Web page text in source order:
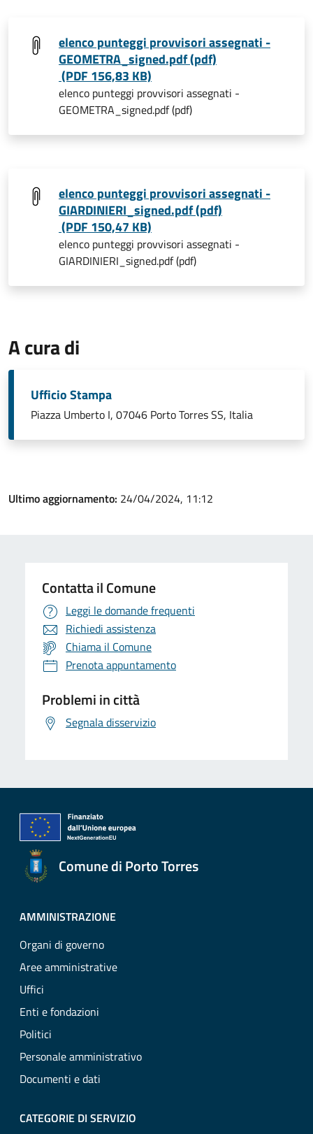
elenco punteggi provvisori assegnati -
GEOMETRA_signed.pdf (pdf)
(PDF 156,83 KB)
elenco punteggi provvisori assegnati -
GEOMETRA_signed.pdf (pdf)
elenco punteggi provvisori assegnati -
GIARDINIERI_signed.pdf (pdf)
(PDF 150,47 KB)
elenco punteggi provvisori assegnati -
GIARDINIERI_signed.pdf (pdf)
A cura di
Ufficio Stampa
Piazza Umberto I, 07046 Porto Torres SS, Italia
Ultimo aggiornamento: 24/04/2024, 11:12
Contatta il Comune
Leggi le domande frequenti
Richiedi assistenza
Chiama il Comune
Prenota appuntamento
Problemi in città
Segnala disservizio
Comune di Porto Torres
AMMINISTRAZIONE
Organi di governo
Aree amministrative
Uffici
Enti e fondazioni
Politici
Personale amministrativo
Documenti e dati
CATEGORIE DI SERVIZIO